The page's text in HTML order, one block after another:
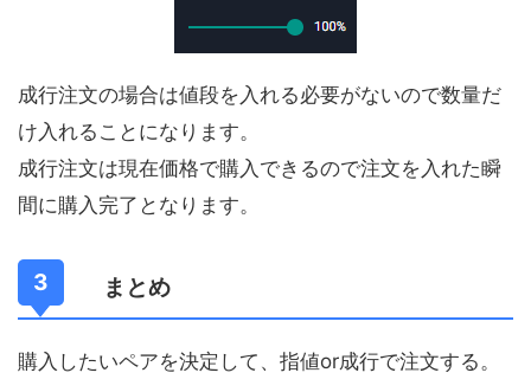
成行注文の場合は値段を入れる必要がないので数量だ
け入れることになります。
成行注文は現在価格で購入できるので注文を入れた瞬
間に購入完了となります。
まとめ
購入したいペアを決定して、指値or成行で注文する。